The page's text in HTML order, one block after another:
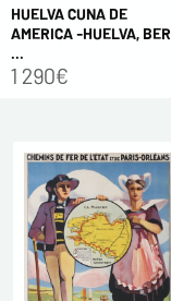
HUELVA CUNA DE
AMERICA -HUELVA, BER
...
1 290€